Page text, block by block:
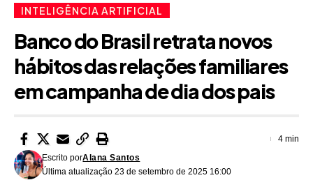
INTELIGÊNCIA ARTIFICIAL
Banco do Brasil retrata novos
hábitos das relações familiares
em campanha de dia dos pais
Última atualização 23 de setembro de 2025 16:00
Escrito porAlana Santos
4 min